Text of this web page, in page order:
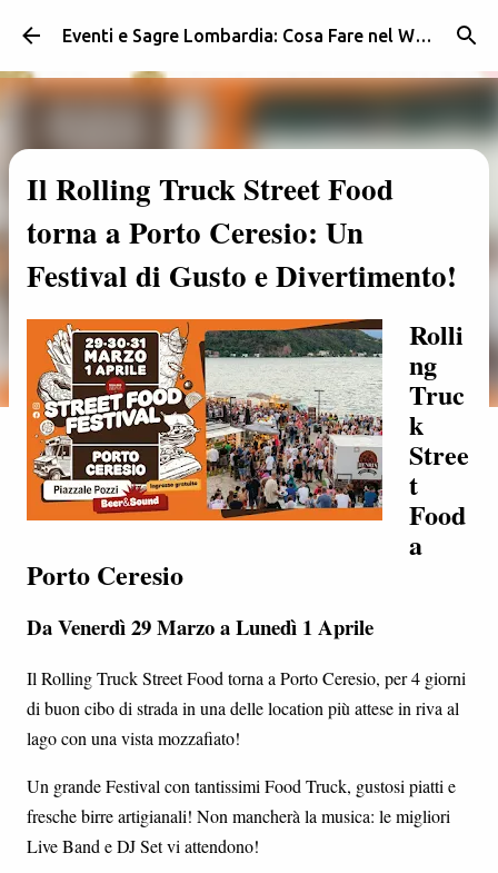
Passa ai contenuti principali Eventi e Sagre Lombardia: Cosa Fare nel Weekend | Weekendidea
Il Rolling Truck Street Food
torna a Porto Ceresio: Un
Festival di Gusto e Divertimento!
Rolli
ng
Truc
k
Stree
t
Food
a
Porto Ceresio
Da Venerdì 29 Marzo a Lunedì 1 Aprile
Il Rolling Truck Street Food torna a Porto Ceresio, per 4 giorni
di buon cibo di strada in una delle location più attese in riva al
lago con una vista mozzafiato!
Un grande Festival con tantissimi Food Truck, gustosi piatti e
fresche birre artigianali! Non mancherà la musica: le migliori
Live Band e DJ Set vi attendono!